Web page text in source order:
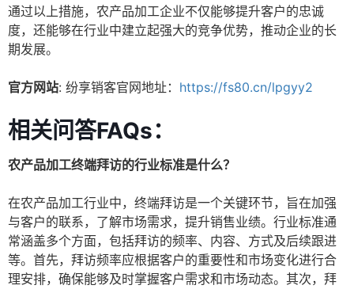
通过以上措施，农产品加工企业不仅能够提升客户的忠诚
度，还能够在行业中建立起强大的竞争优势，推动企业的长
期发展。
官方网站: 纷享销客官网地址： https://fs80.cn/lpgyy2
相关问答FAQs：
农产品加工终端拜访的行业标准是什么？
在农产品加工行业中，终端拜访是一个关键环节，旨在加强
与客户的联系，了解市场需求，提升销售业绩。行业标准通
常涵盖多个方面，包括拜访的频率、内容、方式及后续跟进
等。首先，拜访频率应根据客户的重要性和市场变化进行合
理安排，确保能够及时掌握客户需求和市场动态。其次，拜